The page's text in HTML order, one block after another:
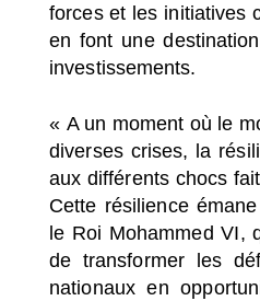
forces et les initiatives
en font une
investissements.
« A un moment où le
diverses crises, la
aux différents chocs
Cette résilience
le Roi Mohammed VI,
de transformer les
nationaux en